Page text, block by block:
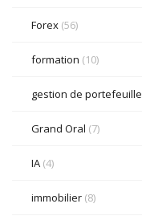
Forex (56)
formation (10)
gestion de portefeuille
Grand Oral (7)
IA (4)
immobilier (8)